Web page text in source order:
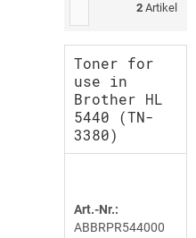
2 Artikel
Toner for
use in
Brother HL
5440 (TN-
3380)
Art.-Nr.:
ABBRPR544000